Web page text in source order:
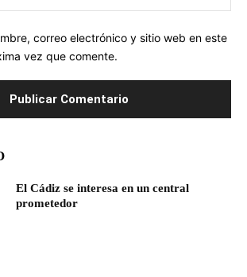
correo electrónico y sitio web en este
vez que comente.
El Cádiz se interesa en un central
prometedor